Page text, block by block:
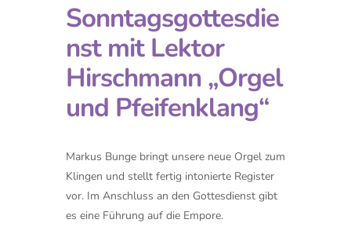
Sonntagsgottesdie
nst mit Lektor
Hirschmann „Orgel
und Pfeifenklang“
Markus Bunge bringt unsere neue Orgel zum
Klingen und stellt fertig intonierte Register
vor. Im Anschluss an den Gottesdienst gibt
es eine Führung auf die Empore.